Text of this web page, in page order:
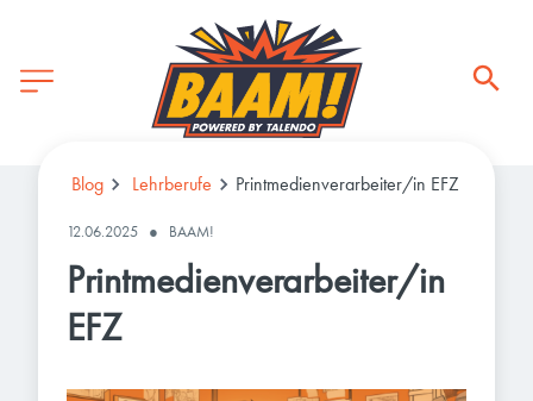
Blog Lehrberufe Printmedienverarbeiter/in EFZ
12.06.2025 ● BAAM!
Printmedienverarbeiter/in
EFZ